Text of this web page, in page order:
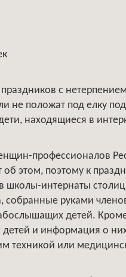
с
не положат под елку
находящиеся в
профессионалов
об этом, поэтому к
школы-интернаты
собранные руками
детей.
детей и информация о
техникой или